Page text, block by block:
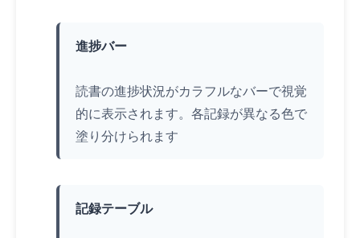
進捗バー
読書の進捗状況がカラフルなバーで視覚
的に表示されます。各記録が異なる色で
塗り分けられます
記録テーブル